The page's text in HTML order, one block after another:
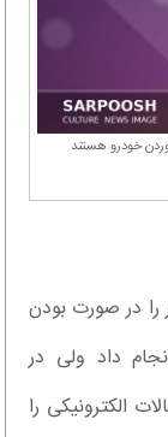
خودرو هستند
در صورت بودن
داد ولی در
الکترونیکی را